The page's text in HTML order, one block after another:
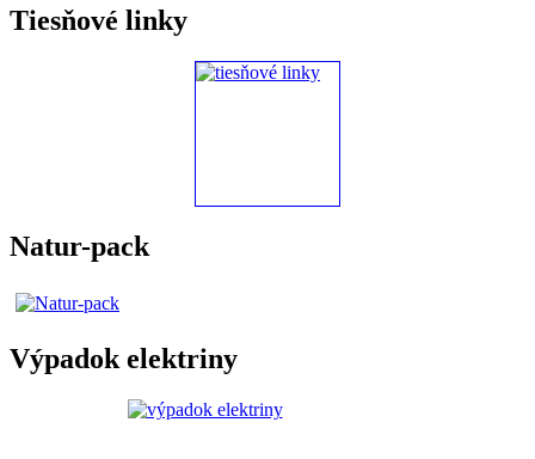
Tiesňové linky
Natur-pack
Výpadok elektriny